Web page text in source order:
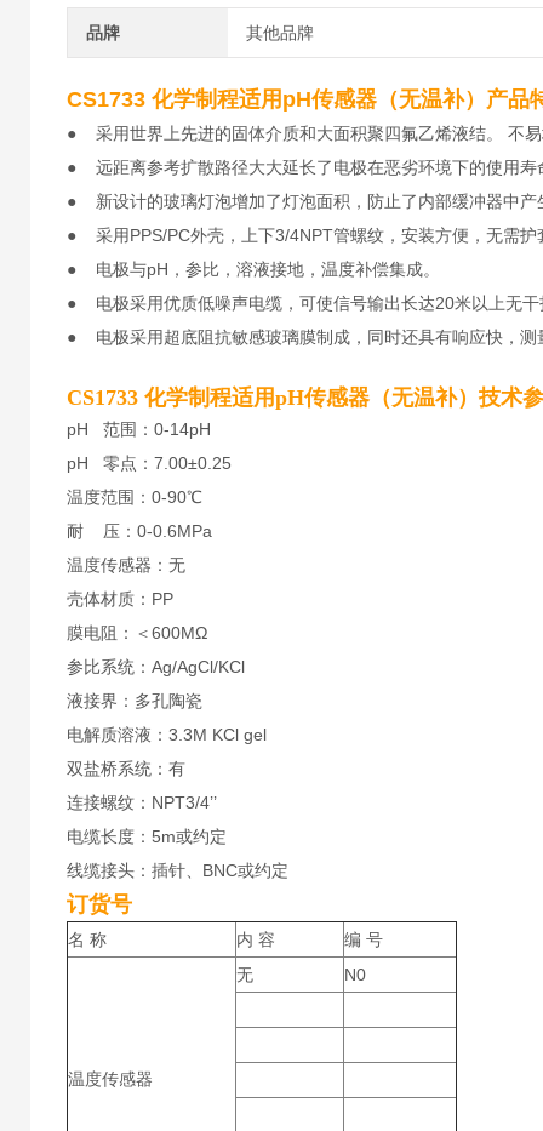
品牌 其他品牌
CS1733 化学制程适用pH传感器（无温补）产品
● 采用世界上先进的固体介质和大面积聚四氟乙烯液结。 不
● 远距离参考扩散路径大大延长了电极在恶劣环境下的使用寿
● 新设计的玻璃灯泡增加了灯泡面积，防止了内部缓冲器中产
● 采用PPS/PC外壳，上下3/4NPT管螺纹，安装方便，无需护
● 电极与pH，参比，溶液接地，温度补偿集成。
● 电极采用优质低噪声电缆，可使信号输出长达20米以上无干
● 电极采用超底阻抗敏感玻璃膜制成，同时还具有响应快，
CS1733 化学制程适用pH传感器（无温补）技术
pH 范围：0-14pH
pH 零点：7.00±0.25
温度范围：0-90℃
耐 压：0-0.6MPa
温度传感器：无
壳体材质：PP
膜电阻：＜600MΩ
参比系统：Ag/AgCl/KCl
液接界：多孔陶瓷
电解质溶液：3.3M KCl gel
双盐桥系统：有
连接螺纹：NPT3/4’’
电缆长度：5m或约定
线缆接头：插针、BNC或约定
订货号
名 称 内 容 编 号
温度传感器
无 N0